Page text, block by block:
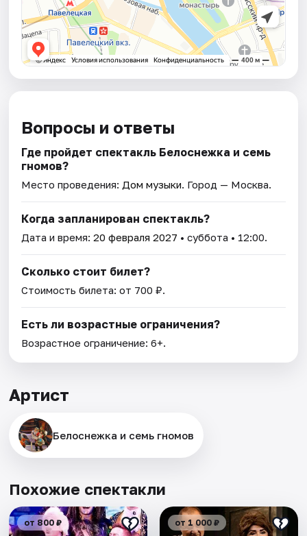
Вопросы и ответы
Где пройдет спектакль Белоснежка и семь
гномов?
Место проведения: Дом музыки. Город — Москва.
Когда запланирован спектакль?
Дата и время:20 февраля 2027 • суббота • 12:00.
Сколько стоит билет?
Стоимость билета: от 700 ₽.
Есть ли возрастные ограничения?
Возрастное ограничение: 6+.
Артист
Белоснежка и семь гномов
Похожие спектакли
от 800 ₽ от 1 000 ₽